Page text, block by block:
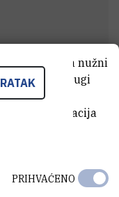
tih kolačića nužni
dok se drugi
radi
više informacija
PRIHVAĆENO